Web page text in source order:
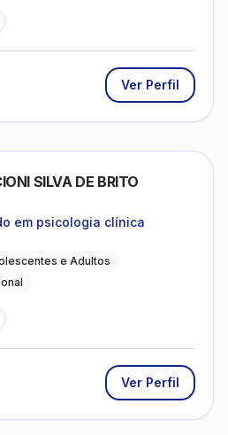
Ver Perfil
SILVA DE BRITO
em psicologia clínica
e Adultos
Ver Perfil